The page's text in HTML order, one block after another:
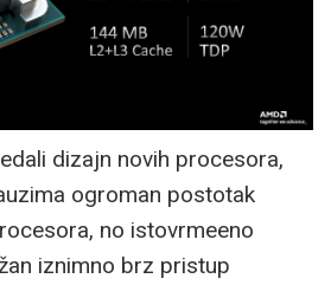
dizajn novih procesora,
ogroman postotak
no istovrmeeno
iznimno brz pristup